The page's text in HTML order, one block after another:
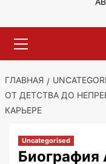
меню
ГЛАВНАЯ
ОТ ДЕТСТВА ДО
КАРЬЕРЕ
Uncategorised
Биография